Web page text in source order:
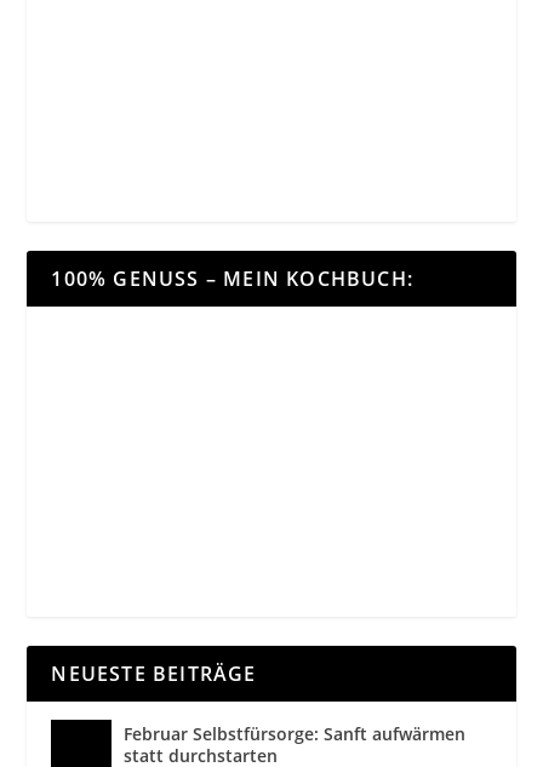
100% GENUSS – MEIN KOCHBUCH:
NEUESTE BEITRÄGE
Februar Selbstfürsorge: Sanft aufwärmen
statt durchstarten